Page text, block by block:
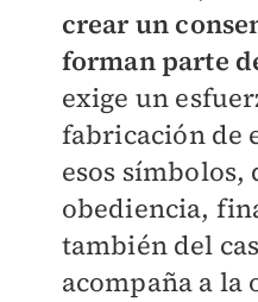
crear un
forman parte
exige un
fabricación de
esos símbolos,
obediencia,
también del
acompaña a la